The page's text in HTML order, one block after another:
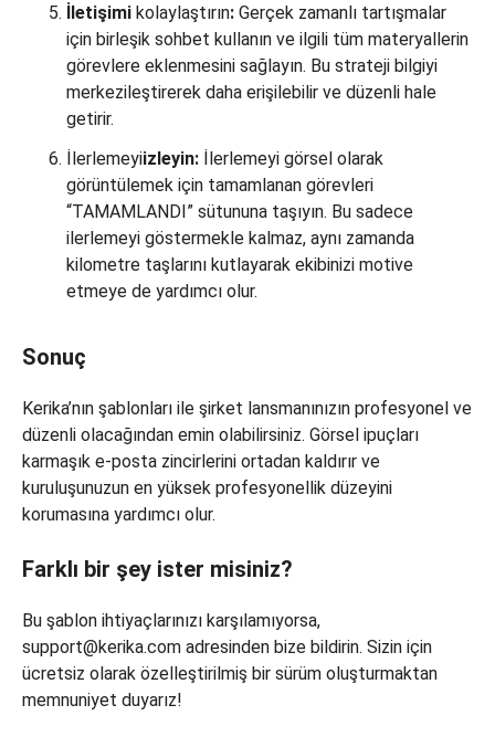
İletişimi kolaylaştırın: Gerçek zamanlı tartışmalar
için birleşik sohbet kullanın ve ilgili tüm materyallerin
görevlere eklenmesini sağlayın. Bu strateji bilgiyi
merkezileştirerek daha erişilebilir ve düzenli hale
getirir.
İlerlemeyiizleyin: İlerlemeyi görsel olarak
görüntülemek için tamamlanan görevleri
“TAMAMLANDI” sütununa taşıyın. Bu sadece
ilerlemeyi göstermekle kalmaz, aynı zamanda
kilometre taşlarını kutlayarak ekibinizi motive
etmeye de yardımcı olur.
Sonuç
Kerika’nın şablonları ile şirket lansmanınızın profesyonel ve
düzenli olacağından emin olabilirsiniz. Görsel ipuçları
karmaşık e-posta zincirlerini ortadan kaldırır ve
kuruluşunuzun en yüksek profesyonellik düzeyini
korumasına yardımcı olur.
Farklı bir şey ister misiniz?
Bu şablon ihtiyaçlarınızı karşılamıyorsa,
support@kerika.com adresinden bize bildirin. Sizin için
ücretsiz olarak özelleştirilmiş bir sürüm oluşturmaktan
memnuniyet duyarız!